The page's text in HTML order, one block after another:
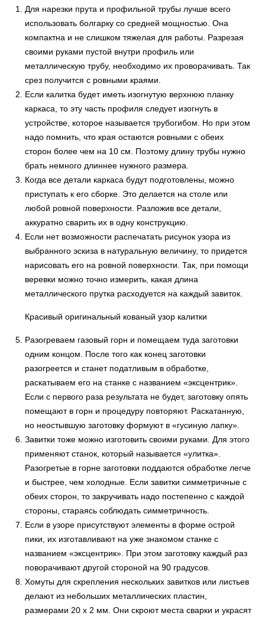
Для нарезки прута и профильной трубы лучше всего
использовать болгарку со средней мощностью. Она
компактна и не слишком тяжелая для работы. Разрезая
своими руками пустой внутри профиль или
металлическую трубу, необходимо их проворачивать. Так
срез получится с ровными краями.
Если калитка будет иметь изогнутую верхнюю планку
каркаса, то эту часть профиля следует изогнуть в
устройстве, которое называется трубогибом. Но при этом
надо помнить, что края остаются ровными с обеих
сторон более чем на 10 см. Поэтому длину трубы нужно
брать немного длиннее нужного размера.
Когда все детали каркаса будут подготовлены, можно
приступать к его сборке. Это делается на столе или
любой ровной поверхности. Разложив все детали,
аккуратно сварить их в одну конструкцию.
Если нет возможности распечатать рисунок узора из
выбранного эскиза в натуральную величину, то придется
нарисовать его на ровной поверхности. Так, при помощи
веревки можно точно измерить, какая длина
металлического прутка расходуется на каждый завиток.
Красивый оригинальный кованый узор калитки
Разогреваем газовый горн и помещаем туда заготовки
одним концом. После того как конец заготовки
разогреется и станет податливым в обработке,
раскатываем его на станке с названием «эксцентрик».
Если с первого раза результата не будет, заготовку опять
помещают в горн и процедуру повторяют. Раскатанную,
но неостывшую заготовку формуют в «гусиную лапку».
Завитки тоже можно изготовить своими руками. Для этого
применяют станок, который называется «улитка».
Разогретые в горне заготовки поддаются обработке легче
и быстрее, чем холодные. Если завитки симметричные с
обеих сторон, то закручивать надо постепенно с каждой
стороны, стараясь соблюдать симметричность.
Если в узоре присутствуют элементы в форме острой
пики, их изготавливают на уже знакомом станке с
названием «эксцентрик». При этом заготовку каждый раз
поворачивают другой стороной на 90 градусов.
Хомуты для скрепления нескольких завитков или листьев
делают из небольших металлических пластин,
размерами 20 х 2 мм. Они скроют места сварки и украсят